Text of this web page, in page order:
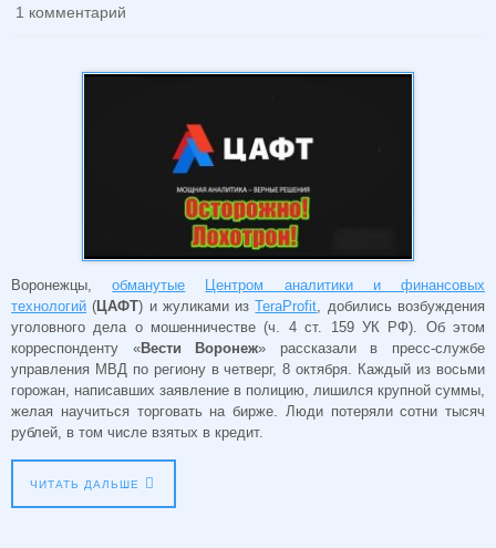
1 комментарий
Воронежцы,обманутые
Центром аналитики и финансовых
технологий (ЦАФТ) и жуликами изTeraProfit , добились возбуждения
уголовного дела о мошенничестве (ч. 4 ст. 159 УК РФ). Об этом
корреспонденту «Вести Воронеж» рассказали в пресс-службе
управления МВД по региону в четверг, 8 октября. Каждый из восьми
горожан, написавших заявление в полицию, лишился крупной суммы,
желая научиться торговать на бирже. Люди потеряли сотни тысяч
рублей, в том числе взятых в кредит.
ЧИТАТЬ ДАЛЬШЕ